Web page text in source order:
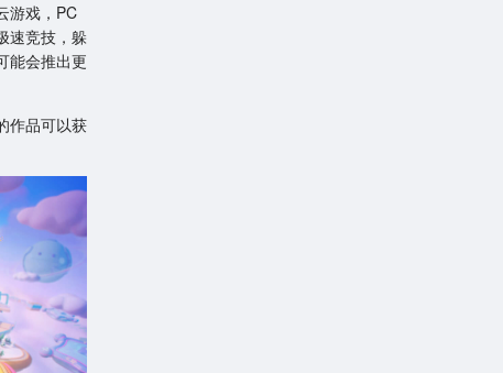
游戏，PC
速竞技，躲
能会推出更
作品可以获